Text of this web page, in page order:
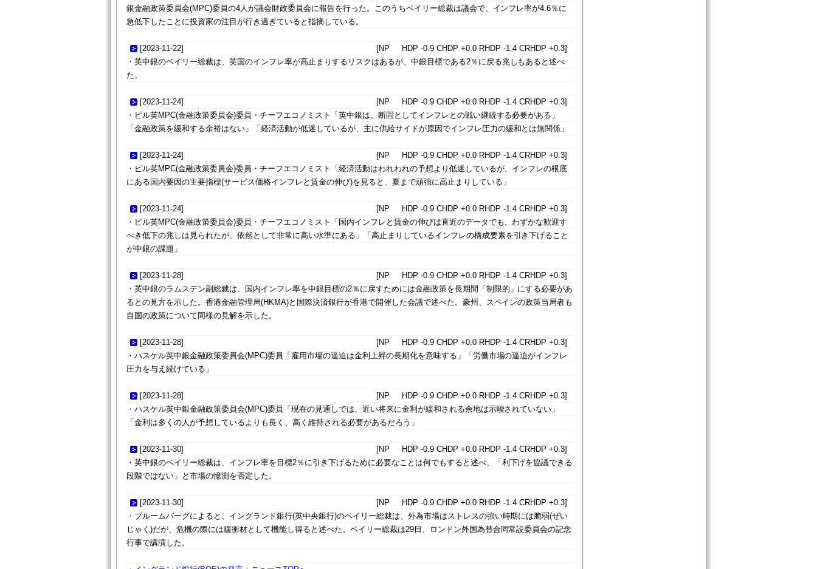
銀金融政策委員会(MPC)委員の4人が議会財政委員会に報告を行った。このうちベイリー総裁は議会で、インフレ率が4.6％に
急低下したことに投資家の注目が行き過ぎていると指摘している。
[2023-11-22]
[NP HDP -0.9 CHDP +0.0 RHDP -1.4 CRHDP +0.3]
・英中銀のベイリー総裁は、英国のインフレ率が高止まりするリスクはあるが、中銀目標である2％に戻る兆しもあると述べ
た。
[2023-11-24]
[NP HDP -0.9 CHDP +0.0 RHDP -1.4 CRHDP +0.3]
・ピル英MPC(金融政策委員会)委員・チーフエコノミスト「英中銀は、断固としてインフレとの戦い継続する必要がある」
「金融政策を緩和する余裕はない」「経済活動が低迷しているが、主に供給サイドが原因でインフレ圧力の緩和とは無関係」
[2023-11-24]
[NP HDP -0.9 CHDP +0.0 RHDP -1.4 CRHDP +0.3]
・ピル英MPC(金融政策委員会)委員・チーフエコノミスト「経済活動はわれわれの予想より低迷しているが、インフレの根底
にある国内要因の主要指標(サービス価格インフレと賃金の伸び)を見ると、夏まで頑強に高止まりしている」
[2023-11-24]
[NP HDP -0.9 CHDP +0.0 RHDP -1.4 CRHDP +0.3]
・ピル英MPC(金融政策委員会)委員・チーフエコノミスト「国内インフレと賃金の伸びは直近のデータでも、わずかな歓迎す
べき低下の兆しは見られたが、依然として非常に高い水準にある」「高止まりしているインフレの構成要素を引き下げること
が中銀の課題」
[2023-11-28]
[NP HDP -0.9 CHDP +0.0 RHDP -1.4 CRHDP +0.3]
・英中銀のラムスデン副総裁は、国内インフレ率を中銀目標の2％に戻すためには金融政策を長期間「制限的」にする必要があ
るとの見方を示した。香港金融管理局(HKMA)と国際決済銀行が香港で開催した会議で述べた。豪州、スペインの政策当局者も
自国の政策について同様の見解を示した。
[2023-11-28]
[NP HDP -0.9 CHDP +0.0 RHDP -1.4 CRHDP +0.3]
・ハスケル英中銀金融政策委員会(MPC)委員「雇用市場の逼迫は金利上昇の長期化を意味する」「労働市場の逼迫がインフレ
圧力を与え続けている」
[2023-11-28]
[NP HDP -0.9 CHDP +0.0 RHDP -1.4 CRHDP +0.3]
・ハスケル英中銀金融政策委員会(MPC)委員「現在の見通しでは、近い将来に金利が緩和される余地は示唆されていない」
「金利は多くの人が予想しているよりも長く、高く維持される必要があるだろう」
[2023-11-30]
[NP HDP -0.9 CHDP +0.0 RHDP -1.4 CRHDP +0.3]
・英中銀のベイリー総裁は、インフレ率を目標2％に引き下げるために必要なことは何でもすると述べ、「利下げを協議できる
段階ではない」と市場の憶測を否定した。
[2023-11-30]
[NP HDP -0.9 CHDP +0.0 RHDP -1.4 CRHDP +0.3]
・ブルームバーグによると、イングランド銀行(英中央銀行)のベイリー総裁は、外為市場はストレスの強い時期には脆弱(ぜい
じゃく)だが、危機の際には緩衝材として機能し得ると述べた。ベイリー総裁は29日、ロンドン外国為替合同常設委員会の記念
行事で講演した。